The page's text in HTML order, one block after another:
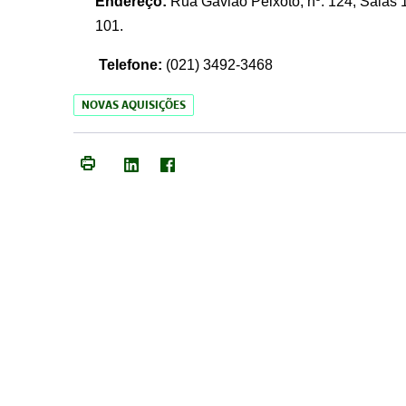
101.
Telefone: (021) 3492-3468
NOVAS AQUISIÇÕES